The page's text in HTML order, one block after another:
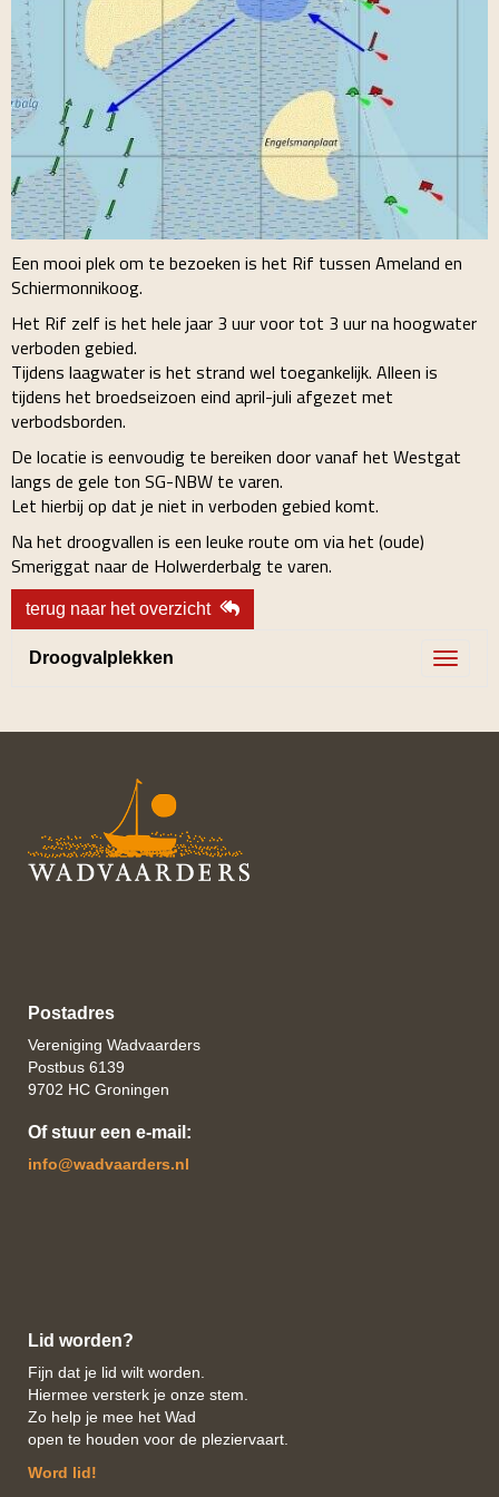
Een mooi plek om te bezoeken is het Rif tussen Ameland en
Schiermonnikoog.
Het Rif zelf is het hele jaar 3 uur voor tot 3 uur na hoogwater
verboden gebied.
Tijdens laagwater is het strand wel toegankelijk. Alleen is
tijdens het broedseizoen eind april-juli afgezet met
verbodsborden.
De locatie is eenvoudig te bereiken door vanaf het Westgat
langs de gele ton SG-NBW te varen.
Let hierbij op dat je niet in verboden gebied komt.
Na het droogvallen is een leuke route om via het (oude)
Smeriggat naar de Holwerderbalg te varen.
terug naar het overzicht
Droogvalplekken
Postadres
Vereniging Wadvaarders
Postbus 6139
9702 HC Groningen
Of stuur een e-mail:
ofni@wadvaarders.nl
Lid worden?
Fijn dat je lid wilt worden.
Hiermee versterk je onze stem.
Zo help je mee het Wad
open te houden voor de pleziervaart.
Word lid!